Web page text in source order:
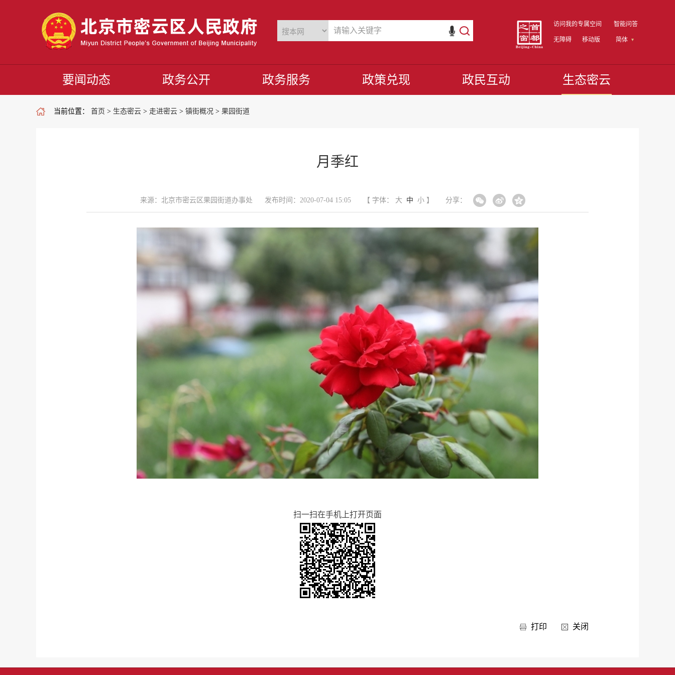
访问我的专属空间 智能问答
无障碍 移动版 简体
要闻动态 政务公开 政务服务 政策兑现 政民互动 生态密云
当前位置： 首页 > 生态密云 > 走进密云 > 镇街概况 > 果园街道
月季红
来源：北京市密云区果园街道办事处 发布时间：2020-07-04 15:05 【 字体： 大 中 小】 分享：
扫一扫在手机上打开页面
打印 关闭